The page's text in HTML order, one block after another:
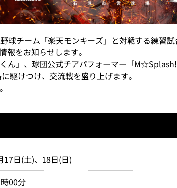
球チーム「楽天モンキーズ」と対戦する練習
報をお知らせします。
ん」、球団公式チアパフォーマー「
駆けつけ、交流戦を盛り上げます。
17日(土)、18日(日)
00分